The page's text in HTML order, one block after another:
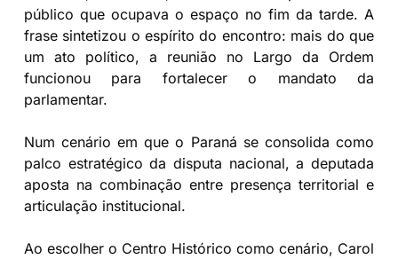
público que ocupava o espaço no fim da tarde. A
frase sintetizou o espírito do encontro: mais do que
um ato político, a reunião no Largo da Ordem
funcionou para fortalecer o mandato da
parlamentar.
Num cenário em que o Paraná se consolida como
palco estratégico da disputa nacional, a deputada
aposta na combinação entre presença territorial e
articulação institucional.
Ao escolher o Centro Histórico como cenário, Carol